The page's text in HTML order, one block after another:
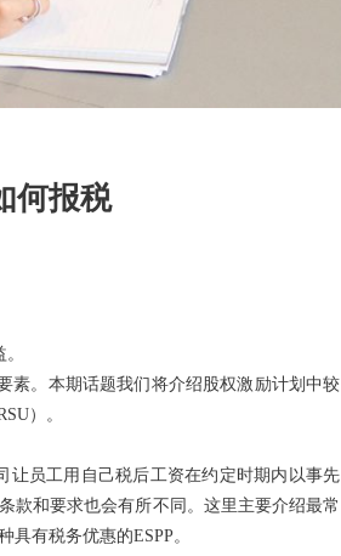
何报税
素。本期话题我们将介绍股权激励计划中较
）。
让员工用自己税后工资在约定时期内以事先
款和要求也会有所不同。这里主要介绍最常
具有税务优惠的ESPP。